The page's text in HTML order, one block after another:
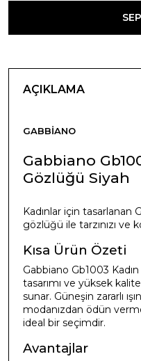
AÇIKLAMA
GABBIANO
Gabbiano
Gözlüğü Siyah
Kadınlar için tasarlanan
gözlüğü ile tarzınızı ve
Kısa Ürün Özeti
Gabbiano Gb1003
tasarımı ve yüksek
sunar. Güneşin zararlı
modanızdan ödün
ideal bir seçimdir.
Avantajlar